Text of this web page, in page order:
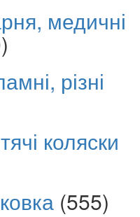
медичні
різні
коляски
(555)